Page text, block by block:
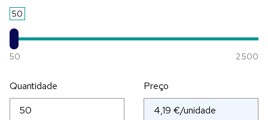
50
50 2.500
Quantidade Preço